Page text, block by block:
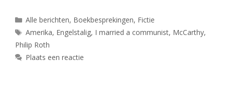
Categorieën
Alle berichten, Boekbesprekingen, Fictie
Tags
Amerika, Engelstalig, I married a communist, McCarthy,
Philip Roth
Plaats een reactie